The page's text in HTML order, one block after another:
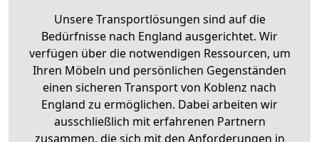
Unsere Transportlösungen sind auf die
Bedürfnisse nach England ausgerichtet. Wir
verfügen über die notwendigen Ressourcen, um
Ihren Möbeln und persönlichen Gegenständen
einen sicheren Transport von Koblenz nach
England zu ermöglichen. Dabei arbeiten wir
ausschließlich mit erfahrenen Partnern
zusammen, die sich mit den Anforderungen in